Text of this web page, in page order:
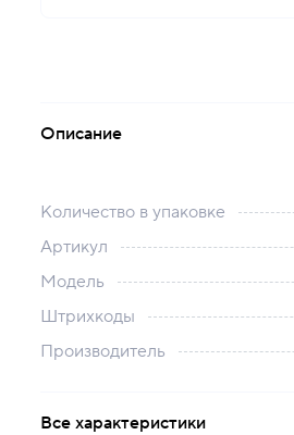
Описание
Количество в упаковке
Артикул
Модель
Штрихкоды
Производитель
Все характеристики